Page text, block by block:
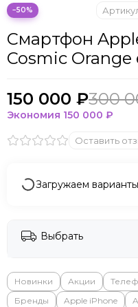
ONYX BOOX
Oukitel
Pico
POCO
Sony
Valve
Whoop
ZTE
−50%
Смартфон
Cosmic Orange
Оставить
150 000 ₽300
Экономия 150 000 ₽
Загружаем
Выбрать
Новинки Акции
Бренды
Apple iPhone